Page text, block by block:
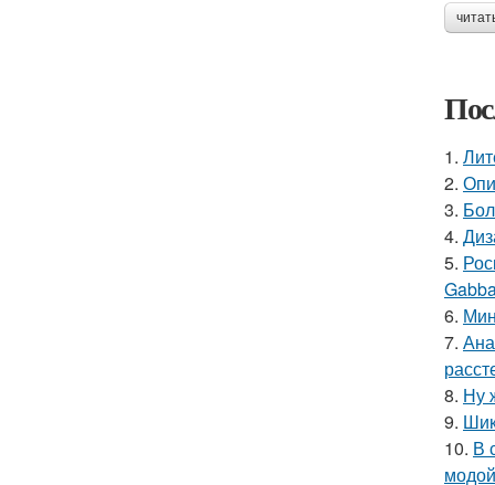
1.
2.
3.
4.
5.
6.
7.
8. Ну
9.
10. В